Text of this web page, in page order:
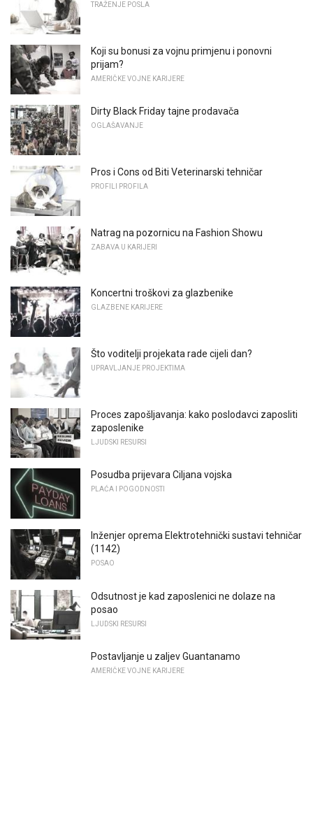
TRAŽENJE POSLA
Koji su bonusi za vojnu primjenu i ponovni
prijam?
AMERIČKE VOJNE KARIJERE
Dirty Black Friday tajne prodavača
OGLAŠAVANJE
Pros i Cons od Biti Veterinarski tehničar
PROFILI PROFILA
Natrag na pozornicu na Fashion Showu
ZABAVA U KARIJERI
Koncertni troškovi za glazbenike
GLAZBENE KARIJERE
Što voditelji projekata rade cijeli dan?
UPRAVLJANJE PROJEKTIMA
Proces zapošljavanja: kako poslodavci zaposliti
zaposlenike
LJUDSKI RESURSI
Posudba prijevara Ciljana vojska
PLAĆA I POGODNOSTI
Inženjer oprema Elektrotehnički sustavi tehničar
(1142)
POSAO
Odsutnost je kad zaposlenici ne dolaze na
posao
LJUDSKI RESURSI
Postavljanje u zaljev Guantanamo
AMERIČKE VOJNE KARIJERE